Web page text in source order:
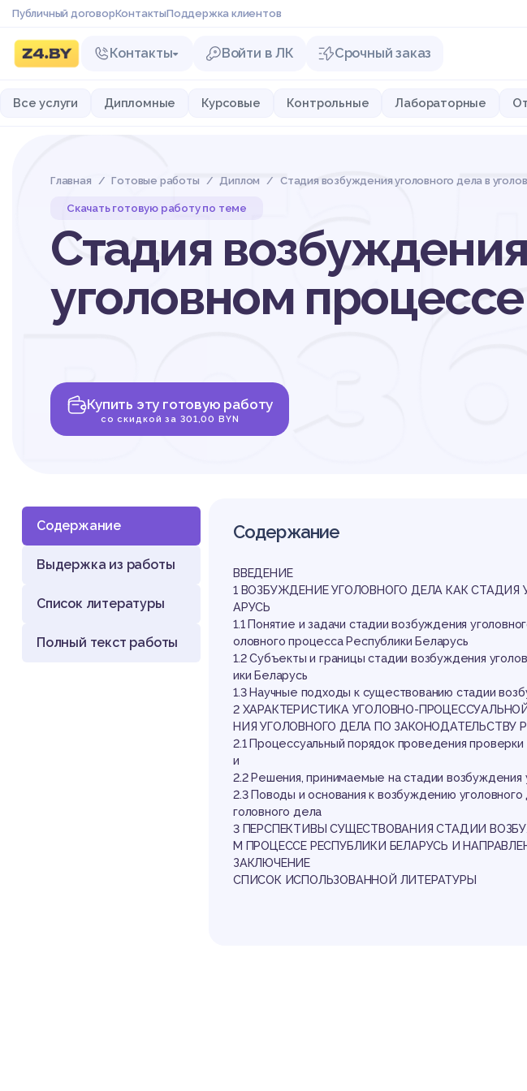
Публичный договорКонтактыПоддержка клиентов
Контакты Войти в ЛК Срочный заказ
Все услуги Дипломные Курсовые Контрольные Лабораторные
Главная Готовые работы Диплом Стадия возбуждения уголовного дела в
Скачать готовую работу по теме
Стадия
уголовном
Купить эту готовую работу
со скидкой за 301,00 BYN
Содержание
Выдержка из работы
Список литературы
Полный текст работы
Содержание
ВВЕДЕНИЕ
1 ВОЗБУЖДЕНИЕ УГОЛОВНОГО ДЕЛА КАК СТАДИЯ
АРУСЬ
1.1 Понятие и задачи стадии возбуждения
оловного процесса Республики Беларусь
1.2 Субъекты и границы стадии возбуждения
ики Беларусь
1.3 Научные подходы к существованию стадии
2 ХАРАКТЕРИСТИКА УГОЛОВНО-
НИЯ УГОЛОВНОГО ДЕЛА ПО ЗАКОНОДАТЕЛЬСТВУ
2.1 Процессуальный порядок проведения
и
2.2 Решения, принимаемые на стадии возбуждения
2.3 Поводы и основания к возбуждению
головного дела
3 ПЕРСПЕКТИВЫ СУЩЕСТВОВАНИЯ СТАДИИ
М ПРОЦЕССЕ РЕСПУБЛИКИ БЕЛАРУСЬ И
ЗАКЛЮЧЕНИЕ
СПИСОК ИСПОЛЬЗОВАННОЙ ЛИТЕРАТУРЫ